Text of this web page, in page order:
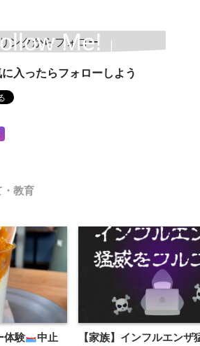
Me!」
入ったらフォローしよう
・教育
体験
中止
【家族】インフルエンザ